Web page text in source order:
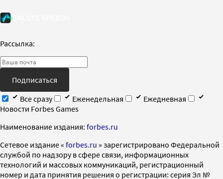
Рассылка:
Подписаться
Все сразу
Еженедельная
Ежедневная
Новости Forbes Games
Наименование издания: forbes.ru
Cетевое издание « forbes.ru » зарегистрировано Федеральной
службой по надзору в сфере связи, информационных
технологий и массовых коммуникаций, регистрационный
номер и дата принятия решения о регистрации: серия Эл №